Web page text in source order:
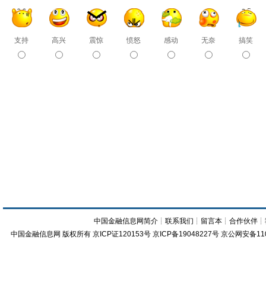
支持 高兴 震惊 愤怒 感动 无奈 搞笑
中国金融信息网简介 ┊联系我们 ┊ 留言本 ┊合作伙伴 ┊
中国金融信息网 版权所有 京ICP证120153号 京ICP备19048227号 京公网安备